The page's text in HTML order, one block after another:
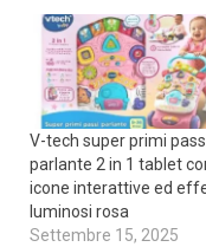
V-tech super primi
parlante 2 in 1 tablet
icone interattive ed
luminosi rosa
Settembre 15, 2025